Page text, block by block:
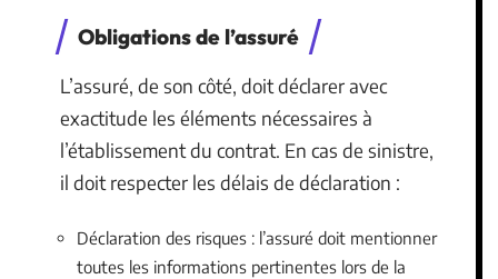
Obligations de l’assuré
L’assuré, de son côté, doit déclarer avec
exactitude les éléments nécessaires à
l’établissement du contrat. En cas de sinistre,
il doit respecter les délais de déclaration :
Déclaration des risques : l’assuré doit mentionner
toutes les informations pertinentes lors de la